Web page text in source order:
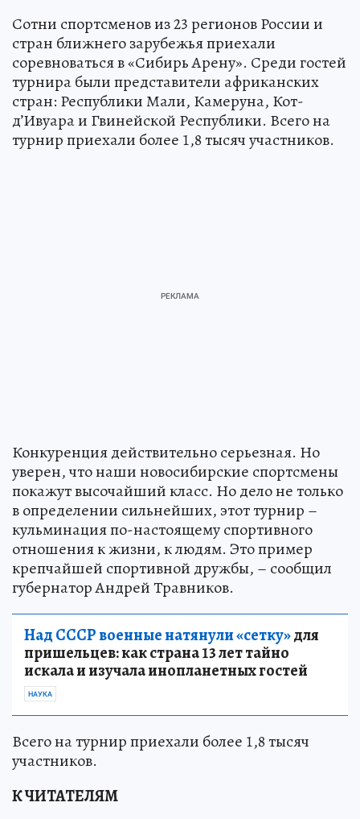
Сотни спортсменов из 23 регионов России и
стран ближнего зарубежья приехали
соревноваться в «Сибирь Арену». Среди гостей
турнира были представители африканских
стран: Республики Мали, Камеруна, Кот-
д’Ивуара и Гвинейской Республики. Всего на
турнир приехали более 1,8 тысяч участников.
Конкуренция действительно серьезная. Но
уверен, что наши новосибирские спортсмены
покажут высочайший класс. Но дело не только
в определении сильнейших, этот турнир –
кульминация по-настоящему спортивного
отношения к жизни, к людям. Это пример
крепчайшей спортивной дружбы, – сообщил
губернатор Андрей Травников.
Над СССР военные натянули «сетку»для
пришельцев: как страна 13 лет тайно
искала и изучала инопланетных гостей
НАУКА
Всего на турнир приехали более 1,8 тысяч
участников.
К ЧИТАТЕЛЯМ